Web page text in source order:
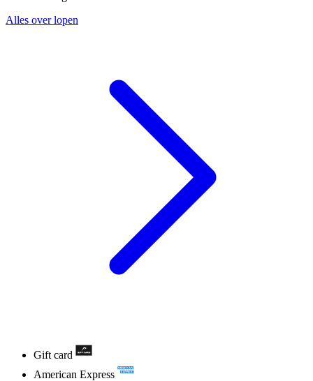
Alles over lopen
Gift card
American Express